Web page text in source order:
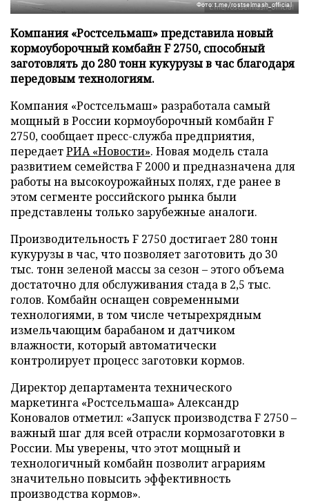
Фото: t.me/rostselmash_official
Компания «Ростсельмаш» представила новый
кормоуборочный комбайн F 2750, способный
заготовлять до 280 тонн кукурузы в час благодаря
передовым технологиям.
Компания «Ростсельмаш» разработала самый
мощный в России кормоуборочный комбайн F
2750, сообщает пресс-служба предприятия,
передаетРИА «Новости». Новая модель стала
развитием семейства F 2000 и предназначена для
работы на высокоурожайных полях, где ранее в
этом сегменте российского рынка были
представлены только зарубежные аналоги.
Производительность F 2750 достигает 280 тонн
кукурузы в час, что позволяет заготовить до 30
тыс. тонн зеленой массы за сезон – этого объема
достаточно для обслуживания стада в 2,5 тыс.
голов. Комбайн оснащен современными
технологиями, в том числе четырехрядным
измельчающим барабаном и датчиком
влажности, который автоматически
контролирует процесс заготовки кормов.
Директор департамента технического
маркетинга «Ростсельмаша» Александр
Коновалов отметил: «Запуск производства F 2750 –
важный шаг для всей отрасли кормозаготовки в
России. Мы уверены, что этот мощный и
технологичный комбайн позволит аграриям
значительно повысить эффективность
производства кормов».